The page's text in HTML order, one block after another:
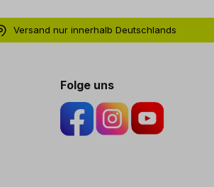
Versand nur innerhalb Deutschlands
Folge uns